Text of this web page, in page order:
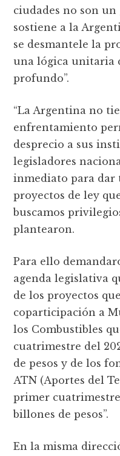
ciudades no son un
sostiene a la
se desmantele la
una lógica unitaria
profundo”.
“La Argentina no
enfrentamiento
desprecio a sus
legisladores
inmediato para dar
proyectos de ley
buscamos
plantearon.
Para ello
agenda legislativa
de los proyectos
coparticipación a
los Combustibles
cuatrimestre del
de pesos y de los
ATN (Aportes del
primer cuatrimestre
billones de pesos”.
En la misma